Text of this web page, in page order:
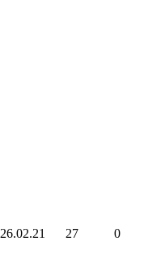
26.02.21 27 0